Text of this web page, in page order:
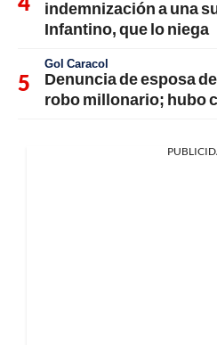
indemnización a una
Infantino, que lo niega
Gol Caracol
Denuncia de esposa
robo millonario; hubo